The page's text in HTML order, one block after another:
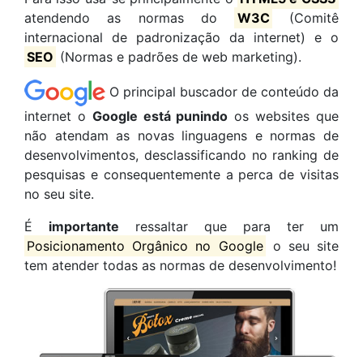
atendendo as normas do
W3C
(Comitê
internacional de padronização da internet) e o
SEO (Normas e padrões de web marketing).
O principal buscador de conteúdo da
internet o Google está punindo os websites que
não atendam as novas linguagens e normas de
desenvolvimentos, desclassificando no ranking de
pesquisas e consequentemente a perca de visitas
no seu site.
É importante ressaltar que para ter um
Posicionamento Orgânico no Google
o seu site
tem atender todas as normas de desenvolvimento!